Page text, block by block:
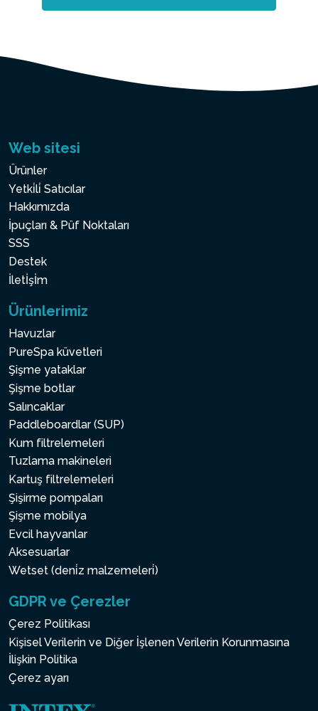
Web sitesi
Ürünler
Yetki̇li̇ Satıcılar
Hakkımızda
İpuçları & Püf Noktaları
SSS
Destek
İletİşİm
Ürünlerimiz
Havuzlar
PureSpa küvetleri
Şişme yataklar
Şişme botlar
Salıncaklar
Paddleboardlar (SUP)
Kum filtrelemeleri
Tuzlama makineleri
Kartuş filtrelemeleri
Şişirme pompaları
Şişme mobilya
Evcil hayvanlar
Aksesuarlar
Wetset (deni̇z malzemeleri̇)
GDPR ve Çerezler
Çerez Politikası
Kişisel Verilerin ve Diğer İşlenen Verilerin Korunmasına
İlişkin Politika
Çerez ayarı